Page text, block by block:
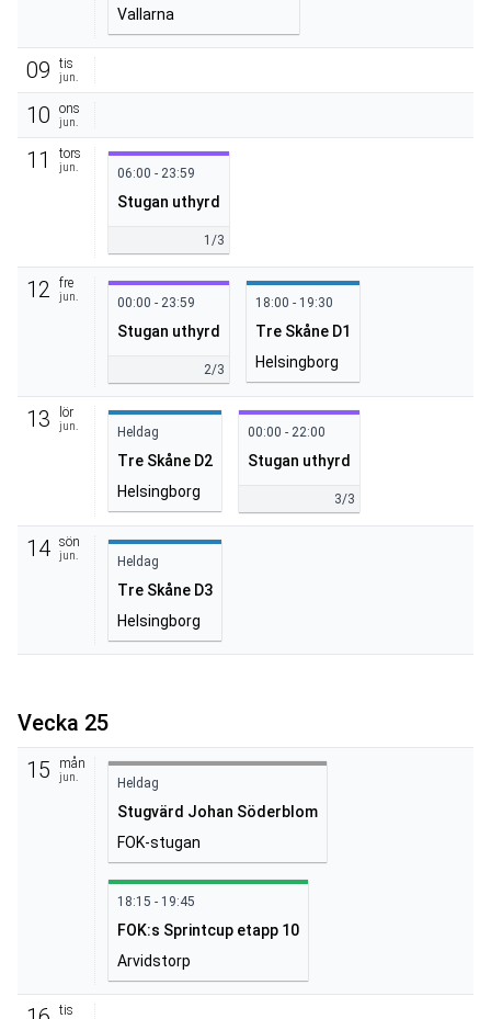
Vallarna
09 tis
jun.
10 ons
jun.
11 tors
jun. 06:00 - 23:59
Stugan uthyrd
1/3
12 fre
jun. 00:00 - 23:59
Stugan uthyrd
2/3
18:00 - 19:30
Tre Skåne D1
Helsingborg
13 lör
jun. Heldag
Tre Skåne D2
Helsingborg
00:00 - 22:00
Stugan uthyrd
3/3
14 sön
jun. Heldag
Tre Skåne D3
Helsingborg
Vecka 25
15
mån
jun. Heldag
Stugvärd Johan Söderblom
FOK-stugan
18:15 - 19:45
FOK:s Sprintcup etapp 10
Arvidstorp
tis